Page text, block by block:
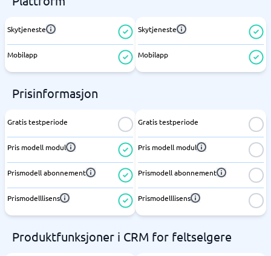
Skytjeneste
Mobilapp
Skytjeneste
Mobilapp
Prisinformasjon
Gratis testperiode
Pris modell modul
Prismodell abonnement
Prismodelllisens
Gratis testperiode
Pris modell modul
Prismodell abonnement
Prismodelllisens
Produktfunksjoner i CRM for feltselgere